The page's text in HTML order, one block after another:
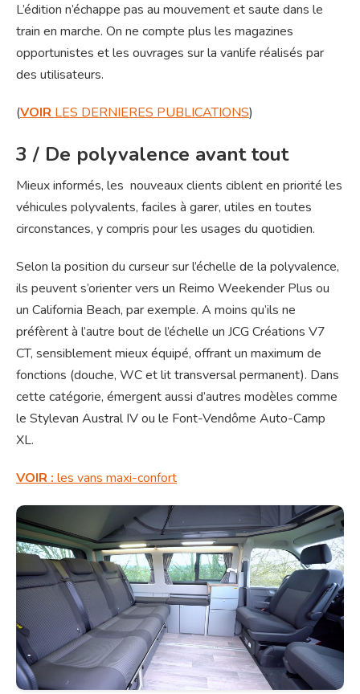
L’édition n’échappe pas au mouvement et saute dans le
train en marche. On ne compte plus les magazines
opportunistes et les ouvrages sur la vanlife réalisés par
des utilisateurs.
(VOIR LES DERNIERES PUBLICATIONS)
3 / De polyvalence avant tout
Mieux informés, les nouveaux clients ciblent en priorité les
véhicules polyvalents, faciles à garer, utiles en toutes
circonstances, y compris pour les usages du quotidien.
Selon la position du curseur sur l’échelle de la polyvalence,
ils peuvent s’orienter vers un Reimo Weekender Plus ou
un California Beach, par exemple. A moins qu’ils ne
préfèrent à l’autre bout de l’échelle un JCG Créations V7
CT, sensiblement mieux équipé, offrant un maximum de
fonctions (douche, WC et lit transversal permanent). Dans
cette catégorie, émergent aussi d’autres modèles comme
le Stylevan Austral IV ou le Font-Vendôme Auto-Camp
XL.
VOIR : les vans maxi-confort